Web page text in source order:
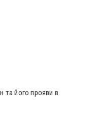
та його прояви в